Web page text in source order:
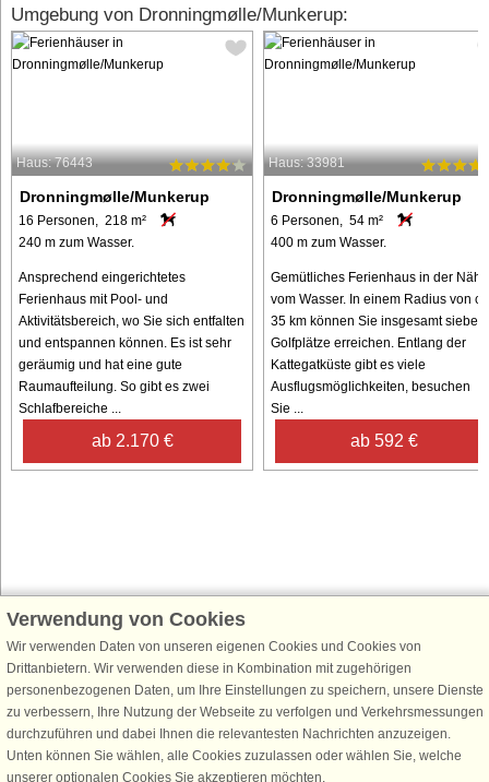
Umgebung von Dronningmølle/Munkerup:
Haus: 76443
Dronningmølle/Munkerup
16 Personen, 218 m²
240 m zum Wasser.
Ansprechend eingerichtetes
Ferienhaus mit Pool- und
Aktivitätsbereich, wo Sie sich entfalten
und entspannen können. Es ist sehr
geräumig und hat eine gute
Raumaufteilung. So gibt es zwei
Schlafbereiche ...
ab 2.170 €
Haus: 33981
Dronningmølle/Munkerup
6 Personen, 54 m²
400 m zum Wasser.
Gemütliches Ferienhaus in der Nähe
vom Wasser. In einem Radius von
35 km können Sie insgesamt sieben
Golfplätze erreichen. Entlang der
Kattegatküste gibt es viele
Ausflugsmöglichkeiten, besuchen
Sie ...
ab 592 €
Schließen Sie sich 100.000 Ferienhaus-Fans an
Erhalten Sie einenWillkommensgutschein von 25 € für Ihren nächsten
Ferienhausurlaub - melden Sie sich einfach für den DanCenter Newsletter
an. Verpassen Sie nie wieder exklusive Angebote, Gewinnspiele und
Urlaubstipps!
Verwendung von Cookies
Wir verwenden Daten von unseren eigenen Cookies und Cookies von
Drittanbietern. Wir verwenden diese in Kombination mit zugehörigen
personenbezogenen Daten, um Ihre Einstellungen zu speichern, unsere Dienste
zu verbessern, Ihre Nutzung der Webseite zu verfolgen und Verkehrsmessungen
durchzuführen und dabei Ihnen die relevantesten Nachrichten anzuzeigen.
Unten können Sie wählen, alle Cookies zuzulassen oder wählen Sie, welche
unserer optionalen Cookies Sie akzeptieren möchten.